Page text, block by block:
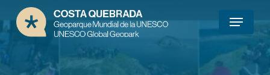
to
main
Menu